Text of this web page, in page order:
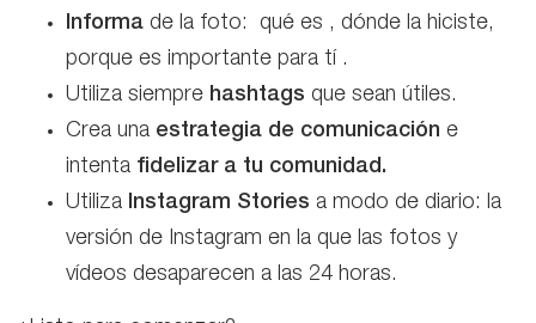
Informa de la foto: qué es , dónde la hiciste,
porque es importante para tí .
Utiliza siempre hashtags que sean útiles.
Crea una estrategia de comunicación e
intenta fidelizar a tu comunidad.
Utiliza Instagram Stories a modo de diario: la
versión de Instagram en la que las fotos y
vídeos desaparecen a las 24 horas.